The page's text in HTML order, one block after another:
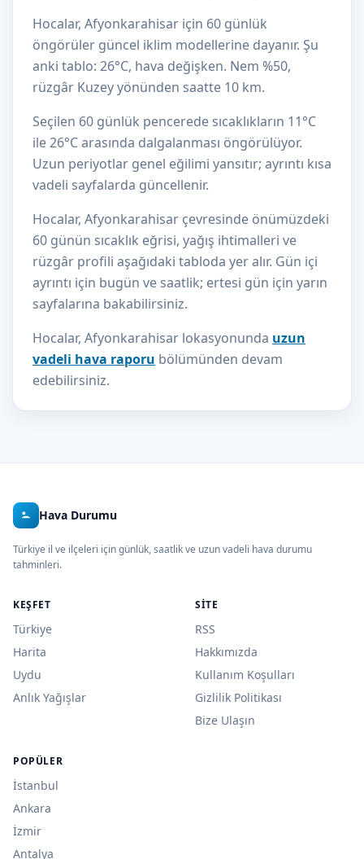
Hocalar, Afyonkarahisar için 60 günlük
öngörüler güncel iklim modellerine dayanır. Şu
anki tablo: 26°C, hava değişken. Nem %50,
rüzgâr Kuzey yönünden saatte 10 km.
Seçilen 60 günlük pencerede sıcaklıkların 11°C
ile 26°C arasında dalgalanması öngörülüyor.
Uzun periyotlar genel eğilimi yansıtır; ayrıntı kısa
vadeli sayfalarda güncellenir.
Hocalar, Afyonkarahisar çevresinde önümüzdeki
60 günün sıcaklık eğrisi, yağış ihtimalleri ve
rüzgâr profili aşağıdaki tabloda yer alır. Gün içi
ayrıntı için bugün ve saatlik; ertesi gün için yarın
sayfalarına bakabilirsiniz.
Hocalar, Afyonkarahisar lokasyonunda uzun
vadeli hava raporu bölümünden devam
edebilirsiniz.
Hava Durumu
Türkiye il ve ilçeleri için günlük, saatlik ve uzun vadeli hava durumu
tahminleri.
KEŞFET
Türkiye
Harita
Uydu
Anlık Yağışlar
SITE
RSS
Hakkımızda
Kullanım Koşulları
Gizlilik Politikası
Bize Ulaşın
POPÜLER
İstanbul
Ankara
İzmir
Antalya